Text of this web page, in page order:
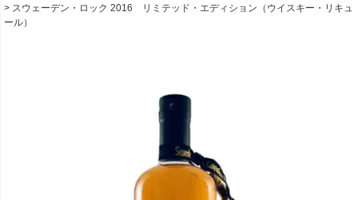
スウェーデン・ロック 2016 リミテッド・エディション（ウイスキー・リキュ
ール）